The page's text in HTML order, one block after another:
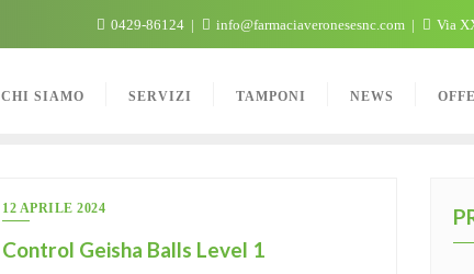
0429-86124 info@farmaciaveronesesnc.com Via
CHI SIAMO SERVIZI TAMPONI NEWS
12 APRILE 2024
Control Geisha Balls Level 1